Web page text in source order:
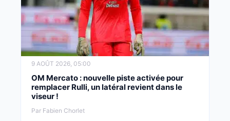
9 AOÛT 2026, 05:00
OM Mercato : nouvelle piste activée pour
remplacer Rulli, un latéral revient dans le
viseur !
Par Fabien Chorlet